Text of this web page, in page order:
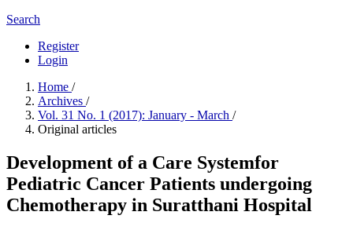
Search
Register
Login
Home /
Archives /
Vol. 31 No. 1 (2017): January - March /
Original articles
Development of a Care Systemfor
Pediatric Cancer Patients undergoing
Chemotherapy in Suratthani Hospital